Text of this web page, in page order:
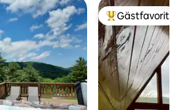
Populär
Gästfavorit